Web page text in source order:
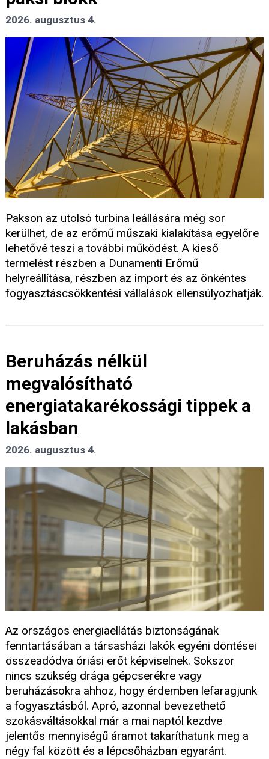
2026. augusztus 4.
Pakson az utolsó turbina leállására még sor
kerülhet, de az erőmű műszaki kialakítása egyelőre
lehetővé teszi a további működést. A kieső
termelést részben a Dunamenti Erőmű
helyreállítása, részben az import és az önkéntes
fogyasztáscsökkentési vállalások ellensúlyozhatják.
Beruházás nélkül
megvalósítható
energiatakarékossági tippek a
lakásban
2026. augusztus 4.
Az országos energiaellátás biztonságának
fenntartásában a társasházi lakók egyéni döntései
összeadódva óriási erőt képviselnek. Sokszor
nincs szükség drága gépcserékre vagy
beruházásokra ahhoz, hogy érdemben lefaragjunk
a fogyasztásból. Apró, azonnal bevezethető
szokásváltásokkal már a mai naptól kezdve
jelentős mennyiségű áramot takaríthatunk meg a
négy fal között és a lépcsőházban egyaránt.